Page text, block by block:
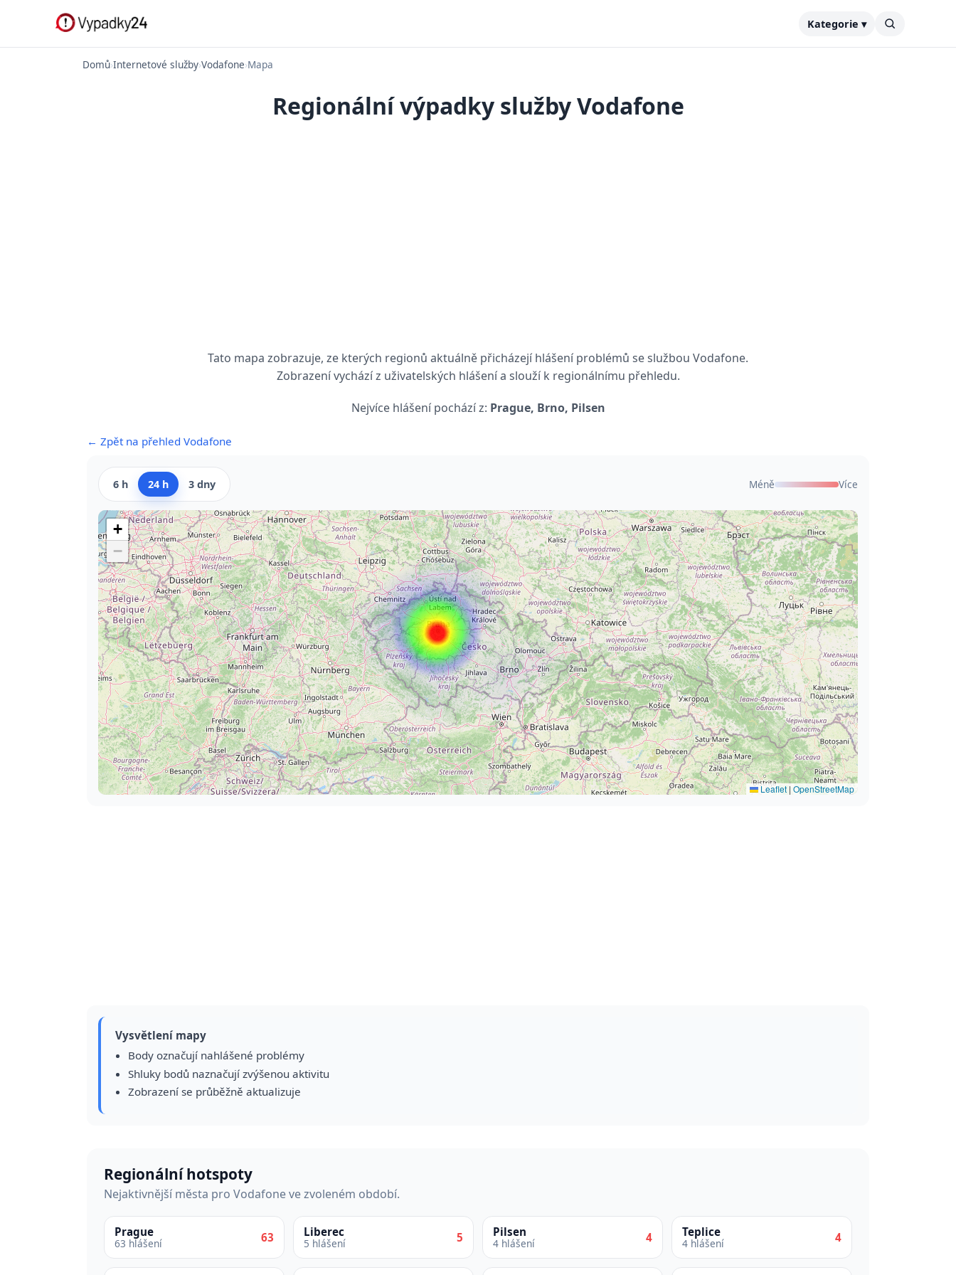
Kategorie ▾
Domů›Internetové služby›Vodafone›Mapa
Regionální výpadky služby Vodafone
Tato mapa zobrazuje, ze kterých regionů aktuálně přicházejí hlášení problémů se službou Vodafone.
Zobrazení vychází z uživatelských hlášení a slouží k regionálnímu přehledu.
Nejvíce hlášení pochází z: Prague, Brno, Pilsen
← Zpět na přehled Vodafone
6 h 24 h 3 dny Méně Více
+
−
Leaflet | OpenStreetMap
Vysvětlení mapy
Body označují nahlášené problémy
Shluky bodů naznačují zvýšenou aktivitu
Zobrazení se průběžně aktualizuje
Regionální hotspoty
Nejaktivnější města pro Vodafone ve zvoleném období.
Prague
63 hlášení 63 Liberec
5 hlášení 5 Pilsen
4 hlášení 4 Teplice
4 hlášení 4